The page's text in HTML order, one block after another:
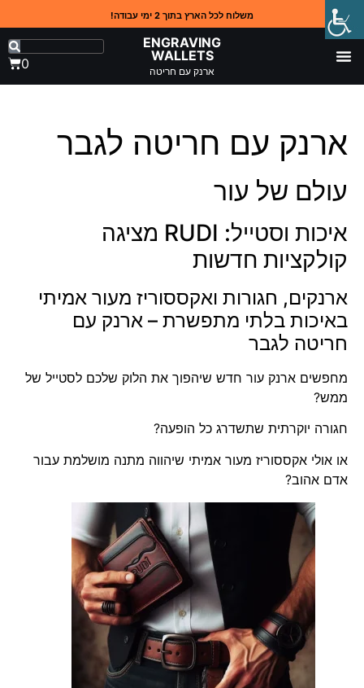
משלוח לכל הארץ בתוך 2 ימי עבודה!
ENGRAVING
WALLETS
ארנק עם חריטה 0
ארנק עם חריטה לגבר
עולם של עור
איכות וסטייל: RUDI מציגה
קולקציות חדשות
ארנקים, חגורות ואקססוריז מעור אמיתי
באיכות בלתי מתפשרת – ארנק עם
חריטה לגבר
מחפשים ארנק עור חדש שיהפוך את הלוק שלכם לסטייל של
ממש?
חגורה יוקרתית שתשדרג כל הופעה?
או אולי אקססוריז מעור אמיתי שיהווה מתנה מושלמת עבור
אדם אהוב?